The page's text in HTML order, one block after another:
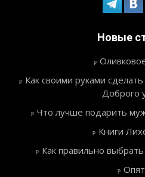
Новые
Как своими руками
Доброго
Что лучше подарить
Книги
Как правильно